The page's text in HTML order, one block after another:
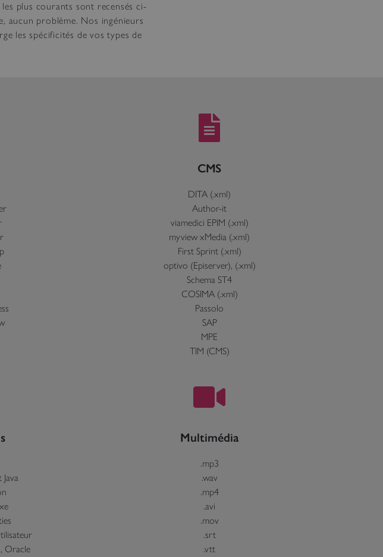
plus courants sont recensés ci-
aucun problème. Nos ingénieurs
les spécificités de vos types de
CMS
DITA (.xml)
Author-it
viamedici EPIM (.xml)
myview xMedia (.xml)
First Sprint (.xml)
optivo (Episerver), (.xml)
Schema ST4
COSIMA (.xml)
Passolo
SAP
MPE
TIM (CMS)
Oracle
Multimédia
.mp3
.wav
.mp4
.avi
.mov
.srt
.vtt